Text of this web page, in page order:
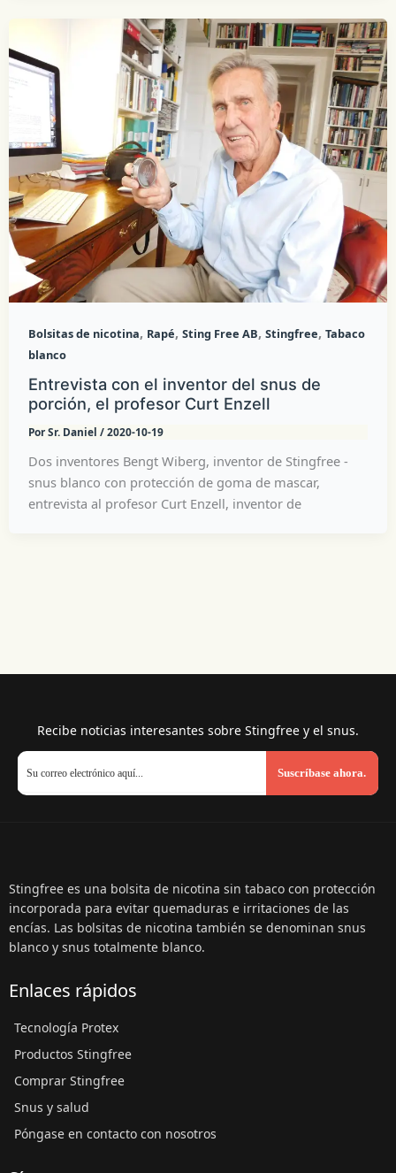
Bolsitas de nicotina, Rapé, Sting Free AB, Stingfree, Tabaco
blanco
Entrevista con el inventor del snus de
porción, el profesor Curt Enzell
PorSr. Daniel /2020-10-19
Dos inventores Bengt Wiberg, inventor de Stingfree -
snus blanco con protección de goma de mascar,
entrevista al profesor Curt Enzell, inventor de
Recibe noticias interesantes sobre Stingfree y el snus.
Suscríbase ahora.
Stingfree es una bolsita de nicotina sin tabaco con protección
incorporada para evitar quemaduras e irritaciones de las
encías. Las bolsitas de nicotina también se denominan snus
blanco y snus totalmente blanco.
Enlaces rápidos
Tecnología Protex
Productos Stingfree
Comprar Stingfree
Snus y salud
Póngase en contacto con nosotros